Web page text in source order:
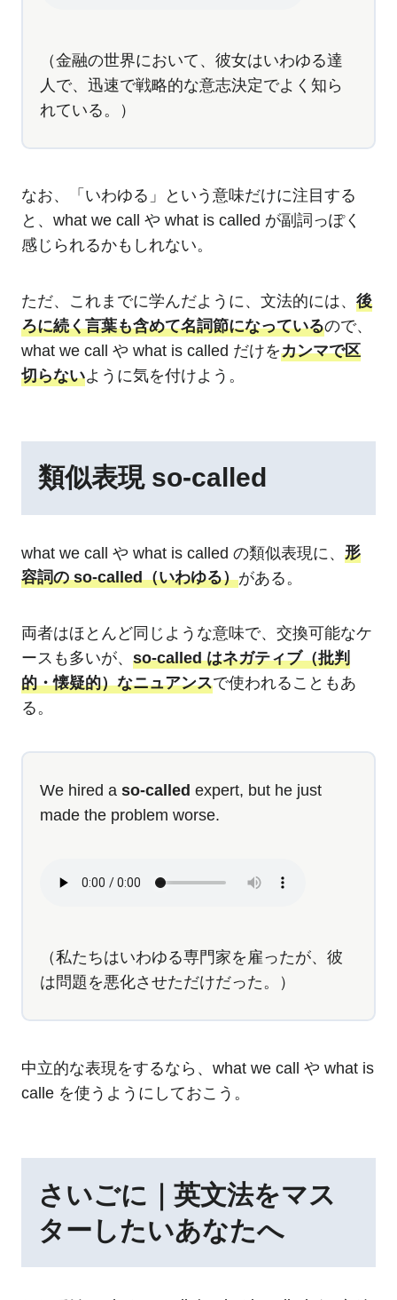
（金融の世界において、彼女はいわゆる達
人で、迅速で戦略的な意志決定でよく知ら
れている。）
なお、「いわゆる」という意味だけに注目する
と、what we call や what is called が副詞っぽく
感じられるかもしれない。
ただ、これまでに学んだように、文法的には、 後
ろに続く言葉も含めて名詞節になっているので、
what we call や what is called だけをカンマで区
切らないように気を付けよう。
類似表現 so-called
what we call や what is called の類似表現に、 形
容詞の so-called（いわゆる）がある。
両者はほとんど同じような意味で、交換可能なケ
ースも多いが、 so-called はネガティブ（批判
的・懐疑的）なニュアンスで使われることもあ
る。
We hired a so-called expert, but he just
made the problem worse.
（私たちはいわゆる専門家を雇ったが、彼
は問題を悪化させただけだった。）
中立的な表現をするなら、what we call や what is
calle を使うようにしておこう。
さいごに｜英文法をマス
ターしたいあなたへ